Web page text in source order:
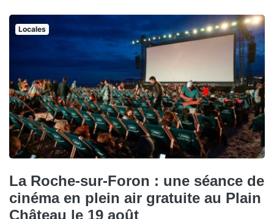
Locales
La Roche-sur-Foron : une séance de
cinéma en plein air gratuite au Plain
Château le 19 août